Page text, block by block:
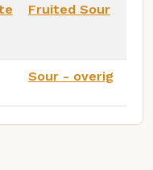
Fruited Sour
Sour - overig